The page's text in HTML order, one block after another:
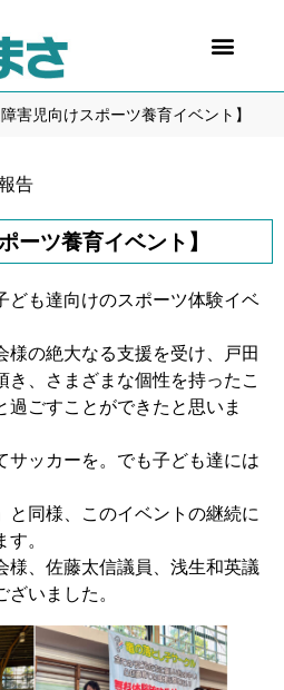
障害児向けスポーツ養育イベント】
告
ーツ養育イベント】
ども達向けのスポーツ体験イベ
様の絶大なる支援を受け、戸田
、さまざまな個性を持ったこ
ごすことができたと思いま
サッカーを。でも子ども達には
と同様、このイベントの継続に
。
様、佐藤太信議員、浅生和英議
いました。